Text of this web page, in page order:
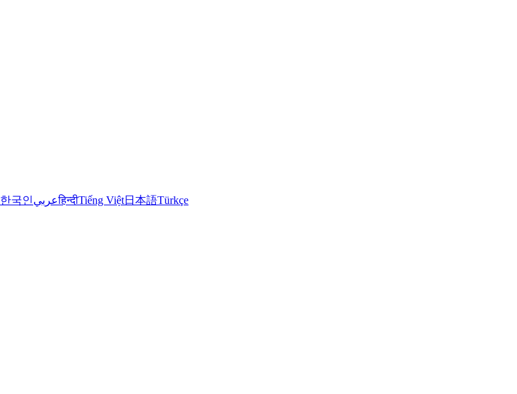
한국인عربيहिन्दीTiếng Việt日本語Türkçe